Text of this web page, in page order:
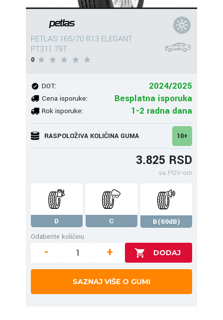
PETLAS 165/70 R13 ELEGANT
PT311 79T
0
DOT: 2024/2025
Cena isporuke: Besplatna isporuka
Rok isporuke: 1-2 radna dana
RASPOLOŽIVA KOLIČINA GUMA 10+
3.825 RSD
sa PDV-om
D C
B(69dB)
Odaberite količinu
- +
SAZNAJ VIŠE O GUMI